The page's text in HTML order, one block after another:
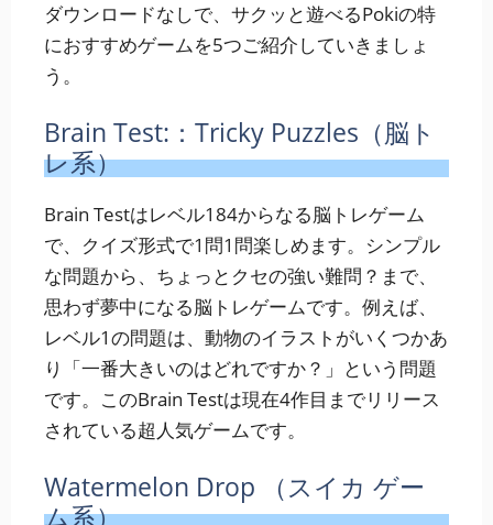
ダウンロードなしで、サクッと遊べるPokiの特
におすすめゲームを5つご紹介していきましょ
う。
Brain Test:：Tricky Puzzles（脳ト
レ系）
Brain Testはレベル184からなる脳トレゲーム
で、クイズ形式で1問1問楽しめます。シンプル
な問題から、ちょっとクセの強い難問？まで、
思わず夢中になる脳トレゲームです。例えば、
レベル1の問題は、動物のイラストがいくつかあ
り「一番大きいのはどれですか？」という問題
です。このBrain Testは現在4作目までリリース
されている超人気ゲームです。
Watermelon Drop （スイカ ゲー
ム系）